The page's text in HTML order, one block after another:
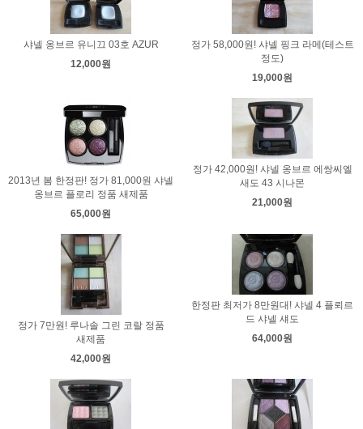
샤넬 옹브르 유니끄 03호 AZUR
12,000원
정가 58,000원! 샤넬 핑크 라메(테스트
정도)
19,000원
2013년 봄 한정판! 정가 81,000원 샤넬
옹브르 플로리 정품 새제품
65,000원
정가 42,000원! 샤넬 옹브르 에쌍씨엘
새도 43 시나몬
21,000원
정가 7만원! 루나솔 그린 코랄 정품
새제품
42,000원
한정판 최저가 8만원대! 샤넬 4 플뢰르
드 샤넬 섀도
64,000원